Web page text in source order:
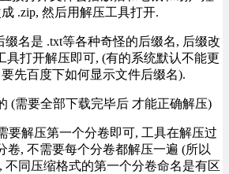
.zip, 然后用解压工具打开.
缀名是 .txt等各种奇怪的后缀名, 后缀改
具打开解压即可, (有的系统默认不能更
先百度下如何显示文件后缀名).
(需要全部下载完毕后 才能正确解压)
要解压第一个分卷即可, 工具在解压过
卷, 不需要每个分卷都解压一遍 (所以
不同压缩格式的第一个分卷命名是有区